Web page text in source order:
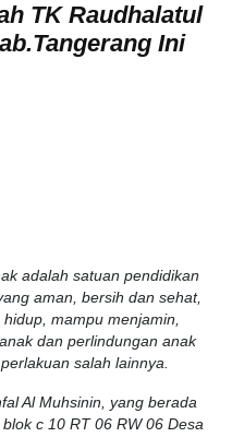
TK Raudhalatul
Ini
adalah satuan pendidikan
aman, bersih dan sehat,
mampu menjamin,
dan perlindungan anak
salah lainnya.
Al Muhsinin, yang berada
c 10 RT 06 RW 06 Desa